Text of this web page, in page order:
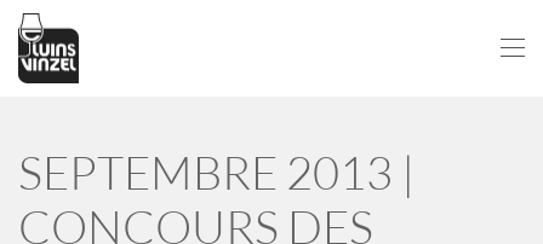
Passer au contenu principal
SEPTEMBRE 2013 |
CONCOURS DES